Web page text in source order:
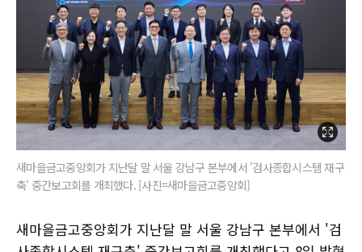
새마을금고중앙회가 지난달 말 서울 강남구 본부에서 '검사종합시스템 재구
축' 중간보고회를 개최했다. [사진=새마을금고중앙회]
새마을금고중앙회가 지난달 말 서울 강남구 본부에서 '검